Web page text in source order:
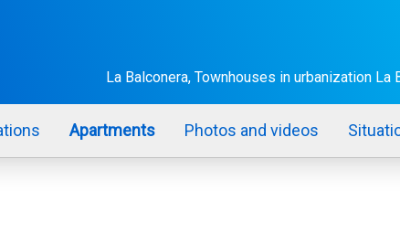
La Balconera, Townhouses in urbanization La
Apartments Photos and videos